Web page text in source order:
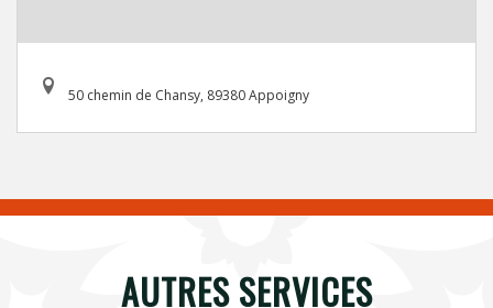
50 chemin de Chansy, 89380 Appoigny
AUTRES SERVICES